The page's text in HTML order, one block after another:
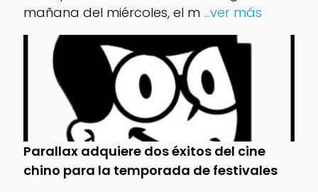
mañana del miércoles, el m ...ver más
Parallax adquiere dos éxitos del cine
chino para la temporada de festivales